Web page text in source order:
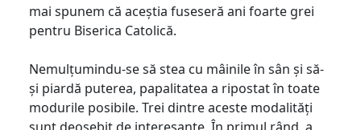
mai spunem că aceștia fuseseră ani foarte grei
pentru Biserica Catolică.
Nemulțumindu-se să stea cu mâinile în sân și să-
și piardă puterea, papalitatea a ripostat în toate
modurile posibile. Trei dintre aceste modalități